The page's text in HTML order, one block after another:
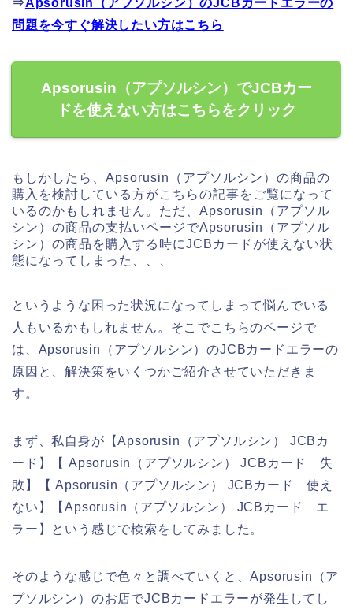
⇒Apsorusin（アプソルシン）のJCBカードエラーの
問題を今すぐ解決したい方はこちら
Apsorusin（アプソルシン）でJCBカー
ドを使えない方はこちらをクリック
もしかしたら、Apsorusin（アプソルシン）の商品の
購入を検討している方がこちらの記事をご覧になって
いるのかもしれません。ただ、Apsorusin（アプソル
シン）の商品の支払いページでApsorusin（アプソル
シン）の商品を購入する時にJCBカードが使えない状
態になってしまった、、、
というような困った状況になってしまって悩んでいる
人もいるかもしれません。そこでこちらのページで
は、Apsorusin（アプソルシン）のJCBカードエラーの
原因と、解決策をいくつかご紹介させていただきま
す。
まず、私自身が【Apsorusin（アプソルシン） JCBカ
ード】【 Apsorusin（アプソルシン） JCBカード 失
敗】【 Apsorusin（アプソルシン） JCBカード 使え
ない】【Apsorusin（アプソルシン） JCBカード エ
ラー】という感じで検索をしてみました。
そのような感じで色々と調べていくと、Apsorusin（ア
プソルシン）のお店でJCBカードエラーが発生してし